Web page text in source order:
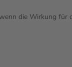
die Wirkung